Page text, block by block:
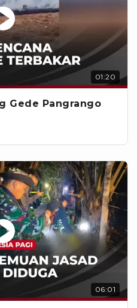
01:20
Gede Pangrango
06:01